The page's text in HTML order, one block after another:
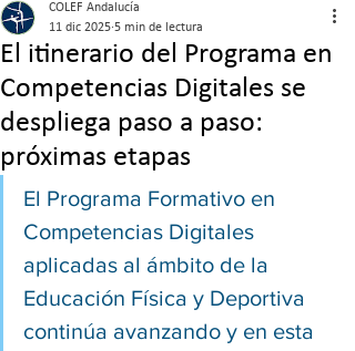
El itinerario del Programa en
Competencias Digitales se
despliega paso a paso:
próximas etapas
COLEF Andalucía
11 dic 2025 5 min de lectura
El Programa Formativo en
Competencias Digitales
aplicadas al ámbito de la
Educación Física y Deportiva
continúa avanzando y en esta